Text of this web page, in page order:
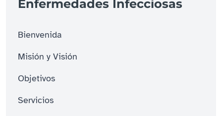
Enfermedades Infecciosas
Bienvenida
Misión y Visión
Objetivos
Servicios